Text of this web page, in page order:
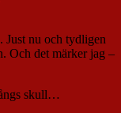
Just nu och tydligen
Och det märker jag –
skull…